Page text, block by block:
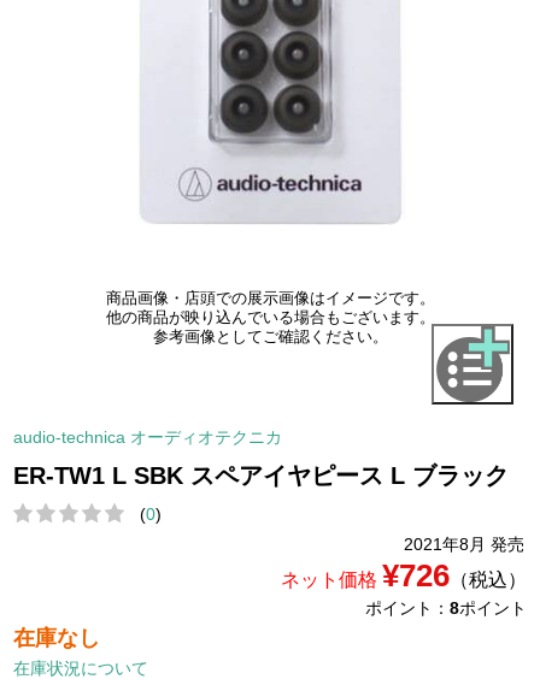
商品画像・店頭での展示画像はイメージです。
他の商品が映り込んでいる場合もございます。
参考画像としてご確認ください。
audio-technica オーディオテクニカ
ER-TW1 L SBK スペアイヤピース L ブラック
(0)
2021年8月 発売
ネット価格 ¥726（税込）
ポイント： 8ポイント
在庫なし
在庫状況について